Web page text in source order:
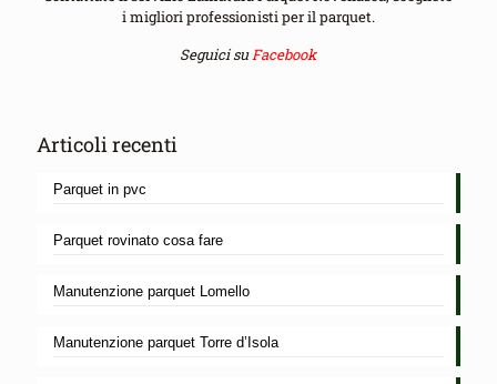
i migliori professionisti per il parquet.
Seguici suFacebook
Articoli recenti
Parquet in pvc
Parquet rovinato cosa fare
Manutenzione parquet Lomello
Manutenzione parquet Torre d’Isola